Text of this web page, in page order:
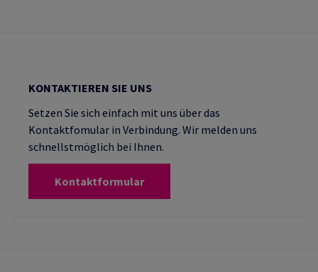
KONTAKTIEREN SIE UNS
Setzen Sie sich einfach mit uns über das
Kontaktfomular in Verbindung. Wir melden uns
schnellstmöglich bei Ihnen.
Kontaktformular